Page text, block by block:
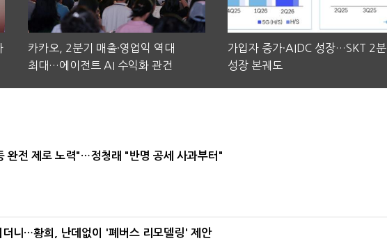
카카오, 2분기 매출·영업익 역대
최대…에이전트 AI 수익화 관건
가입자 증가·AIDC 성장…SKT 2
성장 본궤도
완전 제로 노력"…정청래 "반명 공세 사과부터"
더니…황희, 난데없이 '폐버스 리모델링' 제안